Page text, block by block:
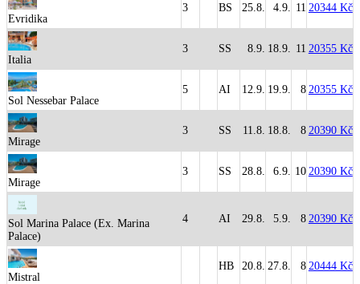
Evridika
3 BS 25.8. 4.9. 11 20344 Kč
Italia
3 SS 8.9. 18.9. 11 20355 Kč
Sol Nessebar Palace
5 AI 12.9. 19.9. 8 20355 Kč
Mirage
3 SS 11.8. 18.8. 8 20390 Kč
Mirage
3 SS 28.8. 6.9. 10 20390 Kč
Sol Marina Palace (Ex. Marina
Palace)
4 AI 29.8. 5.9. 8 20390 Kč
Mistral
HB 20.8. 27.8. 8 20444 Kč